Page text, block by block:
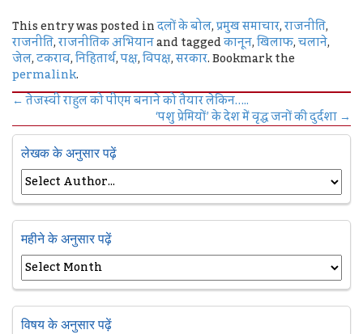
This entry was posted inदलों के बोल,प्रमुख समाचार,राजनीति,
राजनीति,राजनीतिक अभियानand taggedकानून,खिलाफ,चलाने,
जेल,टकराव,निहितार्थ,पक्ष,विपक्ष,सरकार. Bookmark the
permalink.
←तेजस्वी राहुल को पीएम बनाने को तैयार लेकिन…..
‘पशु प्रेमियों’ के देश में वृद्ध जनों की दुर्दशा→
लेखक के अनुसार पढ़ें
महीने के अनुसार पढ़ें
विषय के अनुसार पढ़ें